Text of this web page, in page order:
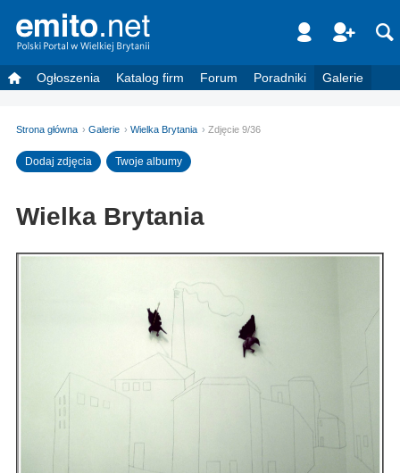
Ogłoszenia Katalog firm Forum Poradniki Galerie
Strona główna Galerie Wielka Brytania Zdjęcie 9/36
Dodaj zdjęcia Twoje albumy
Wielka Brytania